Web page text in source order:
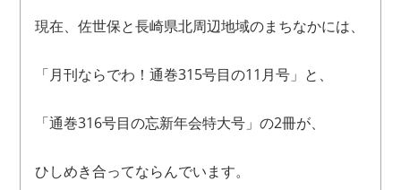
現在、佐世保と長崎県北周辺地域のまちなかには、
「月刊ならでわ！通巻315号目の11月号」と、
「通巻316号目の忘新年会特大号」の2冊が、
ひしめき合ってならんでいます。